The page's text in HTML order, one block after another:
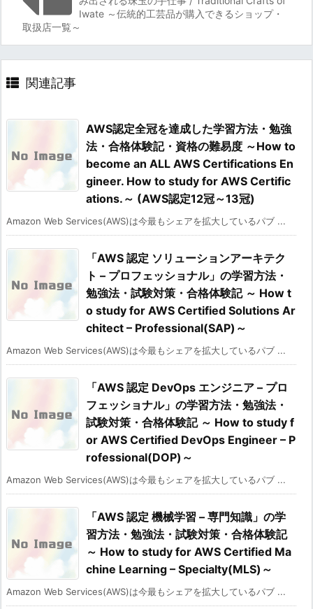
Iwate ～伝統的工芸品が購入できるショップ・
取扱店一覧～
関連記事
AWS認定全冠を達成した学習方法・勉強
法・合格体験記・資格の難易度 ～How to
become an ALL AWS Certifications En
gineer. How to study for AWS Certific
ations.～ (AWS認定12冠～13冠)
Amazon Web Services(AWS)は今最もシェアを拡大しているパブ ...
「AWS 認定 ソリューションアーキテク
ト – プロフェッショナル」の学習方法・
勉強法・試験対策・合格体験記 ～ How t
o study for AWS Certified Solutions Ar
chitect – Professional(SAP)～
Amazon Web Services(AWS)は今最もシェアを拡大しているパブ ...
「AWS 認定 DevOps エンジニア – プロ
フェッショナル」の学習方法・勉強法・
試験対策・合格体験記 ～ How to study f
or AWS Certified DevOps Engineer – P
rofessional(DOP)～
Amazon Web Services(AWS)は今最もシェアを拡大しているパブ ...
「AWS 認定 機械学習 – 専門知識」の学
習方法・勉強法・試験対策・合格体験記
～ How to study for AWS Certified Ma
chine Learning – Specialty(MLS)～
Amazon Web Services(AWS)は今最もシェアを拡大しているパブ ...